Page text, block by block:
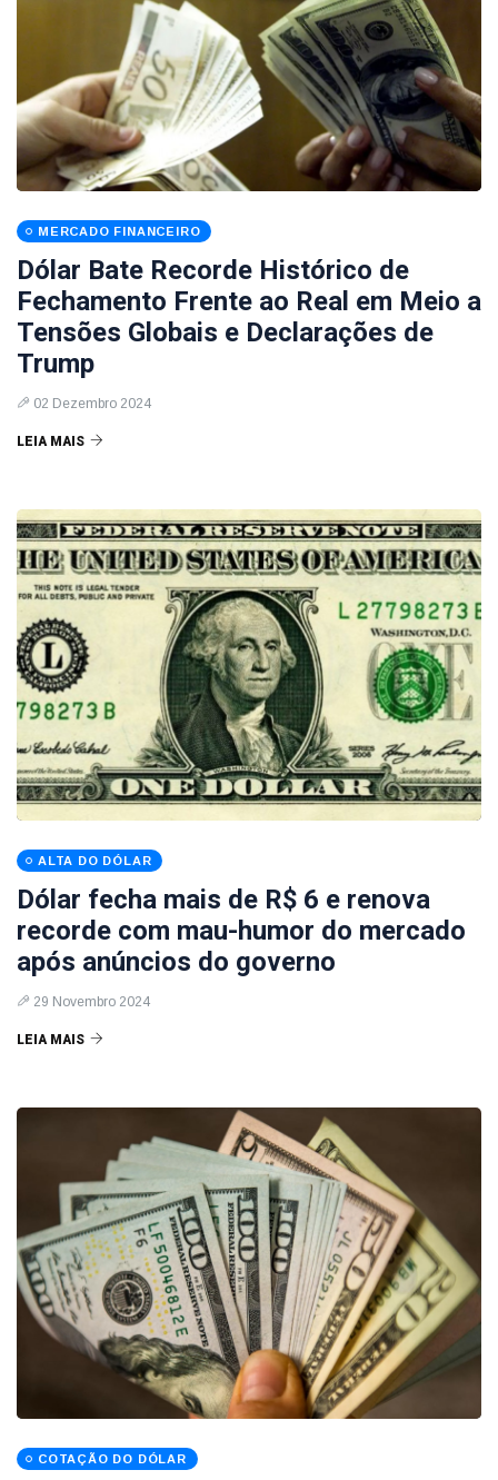
MERCADO FINANCEIRO
Dólar Bate Recorde Histórico de
Fechamento Frente ao Real em Meio a
Tensões Globais e Declarações de
Trump
02 Dezembro 2024
LEIA MAIS
ALTA DO DÓLAR
Dólar fecha mais de R$ 6 e renova
recorde com mau-humor do mercado
após anúncios do governo
29 Novembro 2024
LEIA MAIS
COTAÇÃO DO DÓLAR